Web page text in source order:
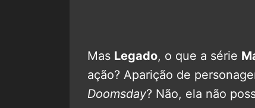
Mas Legado, o que a série
ação? Aparição de
Doomsday? Não, ela não